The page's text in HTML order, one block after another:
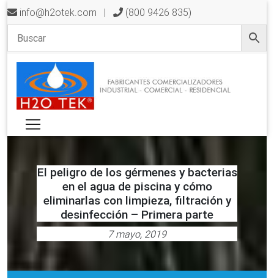
info@h2otek.com | (800 9426 835)
El peligro de los gérmenes y bacterias
en el agua de piscina y cómo
eliminarlas con limpieza, filtración y
desinfección – Primera parte
7 mayo, 2019